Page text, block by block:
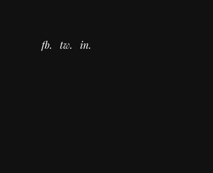
fb. tw. in.